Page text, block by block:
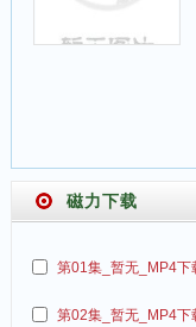
磁力下载
第01集_暂无_MP4下
第02集_暂无_MP4下